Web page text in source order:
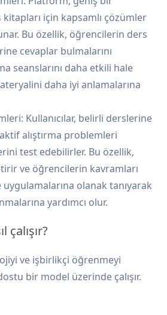
için kapsamlı çözümler
Bu özellik, öğrencilerin ders
cevaplar bulmalarını
seanslarını daha etkili hale
daha iyi anlamalarına
Kullanıcılar, belirli derslerine
alıştırma problemleri
test edebilirler. Bu özellik,
ve öğrencilerin kavramları
olanak tanıyarak
yardımcı olur.
çalışır?
ve işbirlikçi öğrenmeyi
bir model üzerinde çalışır.